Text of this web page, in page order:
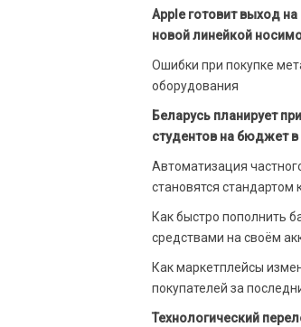
Apple готовит выход
новой линейкой
Ошибки при покупке
оборудования
Беларусь планирует
студентов на бюджет в
Автоматизация
становятся стандартом
Как быстро пополнить
средствами на своём
Как маркетплейсы
покупателей за
Технологический